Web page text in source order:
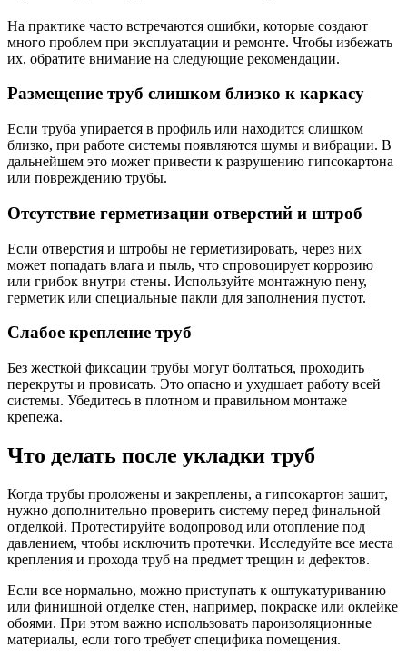
На практике часто встречаются ошибки, которые создают
много проблем при эксплуатации и ремонте. Чтобы избежать
их, обратите внимание на следующие рекомендации.
Размещение труб слишком близко к каркасу
Если труба упирается в профиль или находится слишком
близко, при работе системы появляются шумы и вибрации. В
дальнейшем это может привести к разрушению гипсокартона
или повреждению трубы.
Отсутствие герметизации отверстий и штроб
Если отверстия и штробы не герметизировать, через них
может попадать влага и пыль, что спровоцирует коррозию
или грибок внутри стены. Используйте монтажную пену,
герметик или специальные пакли для заполнения пустот.
Слабое крепление труб
Без жесткой фиксации трубы могут болтаться, проходить
перекруты и провисать. Это опасно и ухудшает работу всей
системы. Убедитесь в плотном и правильном монтаже
крепежа.
Что делать после укладки труб
Когда трубы проложены и закреплены, а гипсокартон зашит,
нужно дополнительно проверить систему перед финальной
отделкой. Протестируйте водопровод или отопление под
давлением, чтобы исключить протечки. Исследуйте все места
крепления и прохода труб на предмет трещин и дефектов.
Если все нормально, можно приступать к оштукатуриванию
или финишной отделке стен, например, покраске или оклейке
обоями. При этом важно использовать пароизоляционные
материалы, если того требует специфика помещения.